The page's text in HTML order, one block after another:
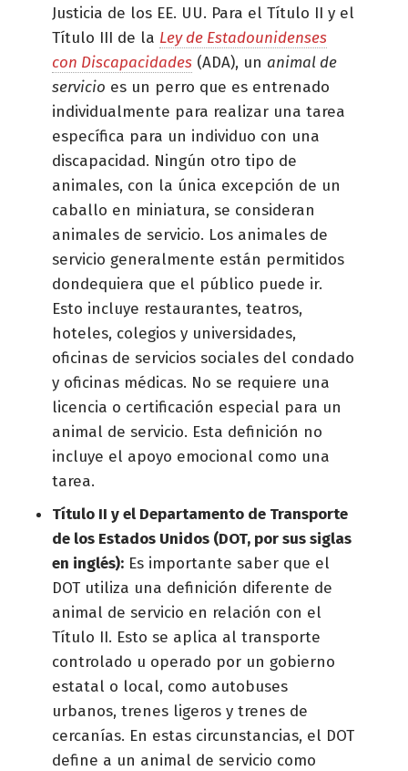
Justicia de los EE. UU. Para el Título II y el
Título III de la Ley de Estadounidenses
con Discapacidades (ADA), un animal de
servicio es un perro que es entrenado
individualmente para realizar una tarea
específica para un individuo con una
discapacidad. Ningún otro tipo de
animales, con la única excepción de un
caballo en miniatura, se consideran
animales de servicio. Los animales de
servicio generalmente están permitidos
dondequiera que el público puede ir.
Esto incluye restaurantes, teatros,
hoteles, colegios y universidades,
oficinas de servicios sociales del condado
y oficinas médicas. No se requiere una
licencia o certificación especial para un
animal de servicio. Esta definición no
incluye el apoyo emocional como una
tarea.
Título II y el Departamento de Transporte
de los Estados Unidos (DOT, por sus siglas
en inglés): Es importante saber que el
DOT utiliza una definición diferente de
animal de servicio en relación con el
Título II. Esto se aplica al transporte
controlado u operado por un gobierno
estatal o local, como autobuses
urbanos, trenes ligeros y trenes de
cercanías. En estas circunstancias, el DOT
define a un animal de servicio como